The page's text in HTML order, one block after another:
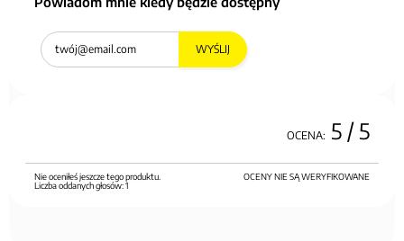
WYŚLIJ
OCENA: 5 / 5
OCENY NIE SĄ WERYFIKOWANE
Nie oceniłeś jeszcze tego produktu.
Liczba oddanych głosów:1